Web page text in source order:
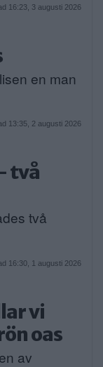
16:23, 3 augusti 2026
en man
13:35, 2 augusti 2026
två
två
16:30, 1 augusti 2026
vi
oas
av